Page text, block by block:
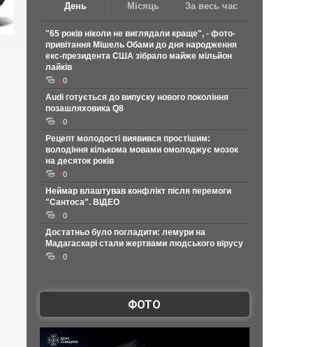
День Місяць За весь час
"65 років ніколи не виглядали краще", - фото-
привітання Мішель Обами до дня народження
екс-президента США зібрало майже мільйон
лайків
0
Audi готується до випуску нового покоління
позашляховика Q8
0
Рецепт молодості виявився простішим:
володіння кількома мовами омолоджує мозок
на десяток років
0
Неймар влаштував конфлікт після перемоги
"Сантоса". ВІДЕО
0
Достатньо було погладити: лемури на
Мадагаскарі стали жертвами людського вірусу
0
ФОТО